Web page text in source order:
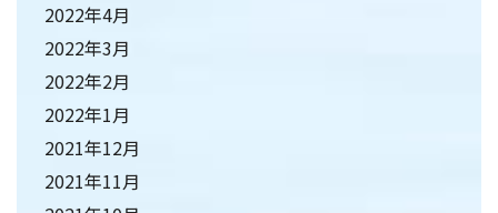
2022年4月
2022年3月
2022年2月
2022年1月
2021年12月
2021年11月